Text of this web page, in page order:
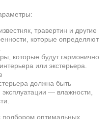
травертин и другие
которые определяют
которые будут гармонично
или экстерьера.
должна быть
— влажности,
подбором оптимальных